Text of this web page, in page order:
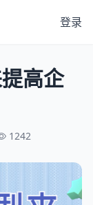
登录
高企
1242